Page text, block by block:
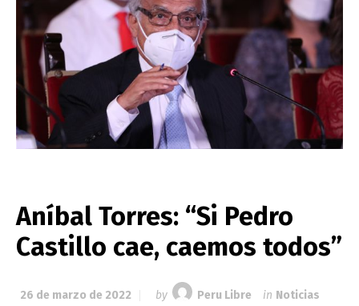
Aníbal Torres: “Si Pedro
Castillo cae, caemos todos”
26 de marzo de 2022 by Peru Libre in Noticias